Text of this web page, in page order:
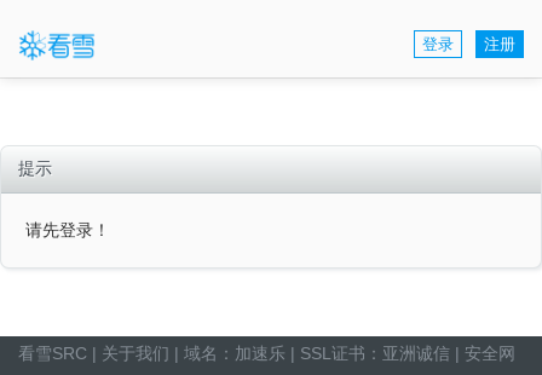
登录 注册
提示
请先登录！
看雪SRC | 关于我们 | 域名： 加速乐 | SSL证书： 亚洲诚信 | 安全网